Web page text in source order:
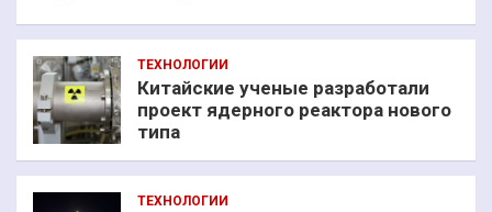
ТЕХНОЛОГИИ
Китайские ученые разработали
проект ядерного реактора нового
типа
ТЕХНОЛОГИИ